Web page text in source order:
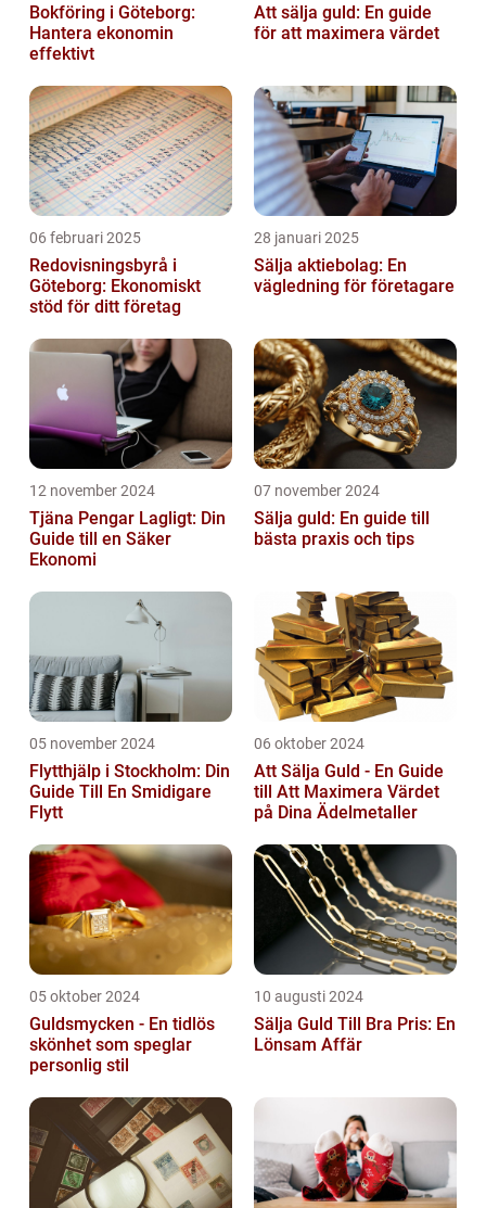
Bokföring i Göteborg:
Hantera ekonomin
effektivt
Att sälja guld: En guide
för att maximera värdet
06 februari 2025
Redovisningsbyrå i
Göteborg: Ekonomiskt
stöd för ditt företag
28 januari 2025
Sälja aktiebolag: En
vägledning för företagare
12 november 2024
Tjäna Pengar Lagligt: Din
Guide till en Säker
Ekonomi
07 november 2024
Sälja guld: En guide till
bästa praxis och tips
05 november 2024
Flytthjälp i Stockholm: Din
Guide Till En Smidigare
Flytt
06 oktober 2024
Att Sälja Guld - En Guide
till Att Maximera Värdet
på Dina Ädelmetaller
05 oktober 2024
Guldsmycken - En tidlös
skönhet som speglar
personlig stil
10 augusti 2024
Sälja Guld Till Bra Pris: En
Lönsam Affär